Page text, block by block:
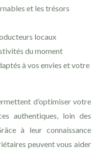
et les trésors
locaux
du moment
à vos envies et votre
d’optimiser votre
authentiques, loin des
à leur connaissance
peuvent vous aider